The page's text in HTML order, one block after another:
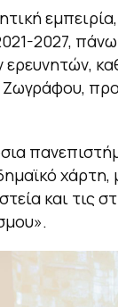
2027,
ερευνητών,
Ζωγράφου,
και τις